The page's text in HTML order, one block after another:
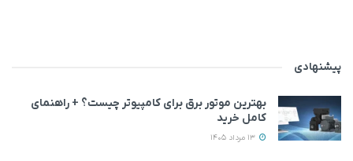
پیشنهادی
بهترین موتور برق برای کامپیوتر چیست؟ + راهنمای
کامل خرید